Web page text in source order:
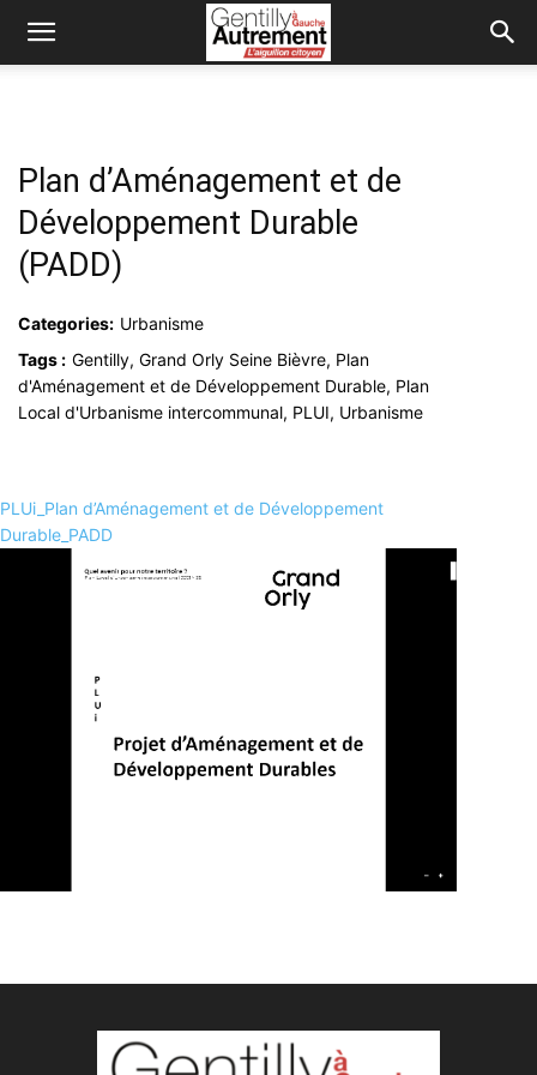
Plan d’Aménagement et de
Développement Durable
(PADD)
Categories: Urbanisme
Tags : Gentilly, Grand Orly Seine Bièvre, Plan
d'Aménagement et de Développement Durable, Plan
Local d'Urbanisme intercommunal, PLUI, Urbanisme
PLUi_Plan d’Aménagement et de Développement
Durable_PADD